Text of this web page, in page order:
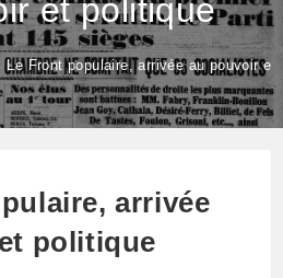
et politique
Le Front populaire, arrivée au pouvoir et
arrivée
politique